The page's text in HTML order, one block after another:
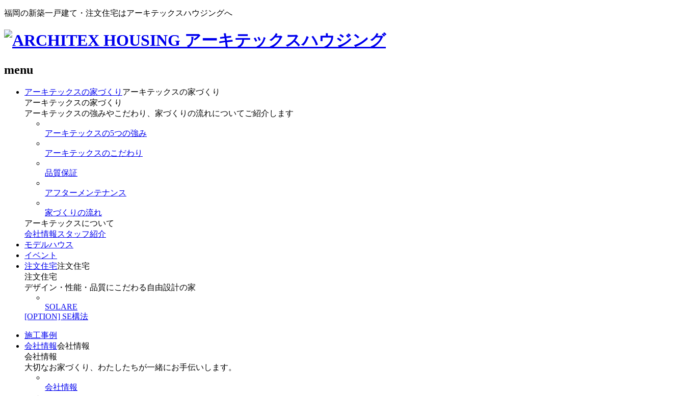
福岡の新築一戸建て・注文住宅はアーキテックスハウジングへ
menu
アーキテックスの家づくり アーキテックスの家づくり
アーキテックスの家づくり
アーキテックスの強みやこだわり、家づくりの流れについてご紹介します
アーキテックスの5つの強み
アーキテックスのこだわり
品質保証
アフターメンテナンス
家づくりの流れ
アーキテックスについて
会社情報 スタッフ紹介
モデルハウス
イベント
注文住宅注文住宅
注文住宅
デザイン・性能・品質にこだわる自由設計の家
SOLARE
[OPTION] SE構法
施工事例
会社情報会社情報
会社情報
大切なお家づくり、わたしたちが一緒にお手伝いします。
会社情報